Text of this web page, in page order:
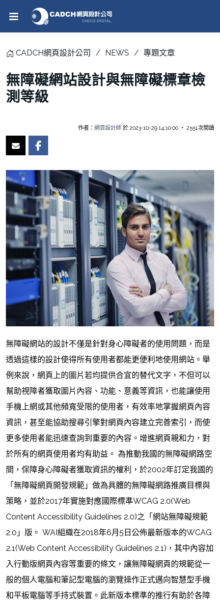
CADCH網頁設計公司 NEWS 專題文章
無障礙網站設計與無障礙標章檢
測等級
作者： 網頁設計師 於 2023-10-29 14:10:00 ‧ 2551次閱讀
無障礙網站的設計不僅是針對身心障礙者的使用問題，而是
透過這樣的設計使得所有使用者都能更便利地使用網站。舉
例來說，網頁上的圖片若均提供合宜的替代文字，不但可以
幫助視障者獲取圖片內容、功能、意義等資訊，也能讓使用
手機上網或其他頻寬受限的使用者，有效率地掌握網頁內容
資訊，甚至能協助搜尋引擎對網頁內容建立完善索引，而使
更多使用者能迅速查詢到重要的內容。增進網頁親和力，對
於所有的網頁使用者均有助益。 為推動我國的無障礙網路空
間，保障身心障礙者獲取資訊的權利，於2002年訂定我國的
「無障礙網頁開發規範」做為具體的無障礙網路推廣目標與
策略，並於2017年實施對應國際標準WCAG 2.0(Web
Content Accessibility Guidelines 2.0)之「網站無障礙規範
2.0」版。 WAI組織在2018年6月5日公佈最新版本的WCAG
2.1(Web Content Accessibility Guidelines 2.1)，其中內容加
入行動版網頁內容等重要的條文，讓無障礙網頁的規範從一
般的個人電腦和筆記型電腦的瀏覽操作正式邁向智慧型手機
和平板電腦等手持式裝置。此新版本標準的推行有助於各障